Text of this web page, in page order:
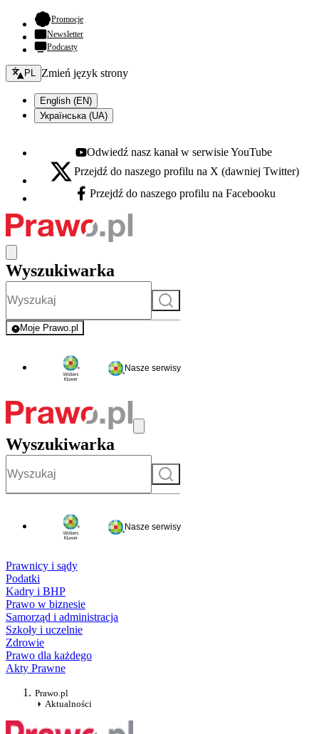
Promocje- otwiera się w nowej karcie
Newsletter
Podcasty
Zmień język - bieżący:
PL Zmień język strony
English (EN)
Українська (UA)
Youtube - otwiera się w nowej karcie
Odwiedź nasz kanał w serwisie YouTube
X - otwiera się w nowej karcie
Przejdź do naszego profilu na X (dawniej Twitter)
Facebook - otwiera się w nowej karcie
Przejdź do naszego profilu na Facebooku
Wyszukiwarka
Szukaj
Moje Prawo.pl
- rejestracja i logowanie do serwisu
Nasze serwisy
Wyszukiwarka
Szukaj
Nasze serwisy
Prawnicy i sądy
Podatki
Kadry i BHP
Prawo w biznesie
Samorząd i administracja
Szkoły i uczelnie
Zdrowie
Prawo dla każdego
Akty Prawne
Prawo.pl
Aktualności